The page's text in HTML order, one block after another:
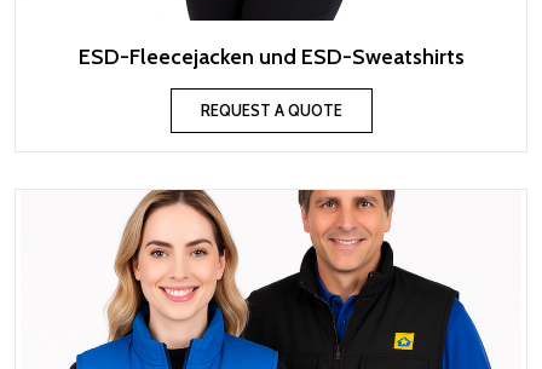
ESD-Fleecejacken und ESD-Sweatshirts
REQUEST A QUOTE